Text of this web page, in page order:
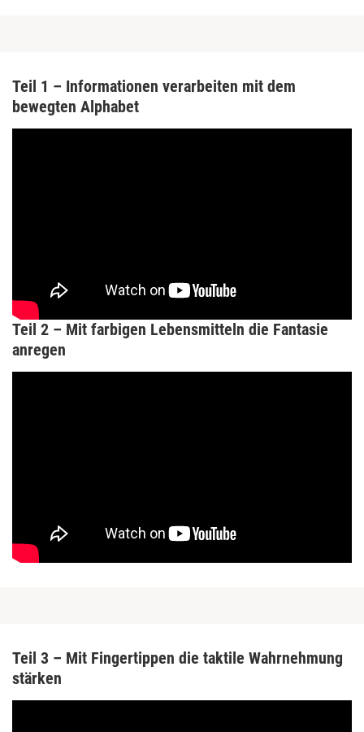
Teil 1 – Informationen verarbeiten mit dem
bewegten Alphabet
Teil 2 – Mit farbigen Lebensmitteln die Fantasie
anregen
Teil 3 – Mit Fingertippen die taktile Wahrnehmung
stärken